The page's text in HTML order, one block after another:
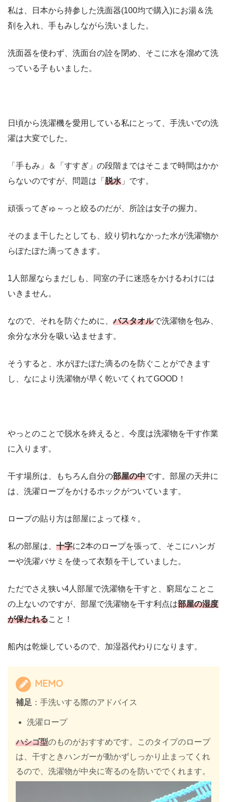
私は、日本から持参した洗面器(100均で購入)にお湯＆洗
剤を入れ、手もみしながら洗いました。
洗面器を使わず、洗面台の詮を閉め、そこに水を溜めて洗
っている子もいました。
日頃から洗濯機を愛用している私にとって、手洗いでの洗
濯は大変でした。
「手もみ」＆「すすぎ」の段階まではそこまで時間はかか
らないのですが、問題は「 脱水 」です。
頑張ってぎゅ～っと絞るのだが、所詮は女子の握力。
そのまま干したとしても、絞り切れなかった水が洗濯物か
らぽたぽた滴ってきます。
1人部屋ならまだしも、同室の子に迷惑をかけるわけには
いきません。
なので、それを防ぐために、バスタオルで洗濯物を包み、
余分な水分を吸い込ませます。
そうすると、水がぽたぽた滴るのを防ぐことができます
し、なにより洗濯物が早く乾いてくれてGOOD！
やっとのことで脱水を終えると、今度は洗濯物を干す作業
に入ります。
干す場所は、もちろん自分の部屋の中です。部屋の天井に
は、洗濯ロープをかけるホックがついています。
ロープの貼り方は部屋によって様々。
私の部屋は、 十字に2本のロープを張って、そこにハンガ
ーや洗濯バサミを使って衣類を干していました。
ただでさえ狭い4人部屋で洗濯物を干すと、窮屈なことこ
の上ないのですが、部屋で洗濯物を干す利点は部屋の湿度
が保たれること！
船内は乾燥しているので、加湿器代わりになります。
MEMO
補足 ：手洗いする際のアドバイス
洗濯ロープ
ハシゴ型のものがおすすめです。このタイプのロープ
は、干すときハンガーが動かずしっかり止まってくれ
るので、洗濯物が中央に寄るのを防いででくれます。